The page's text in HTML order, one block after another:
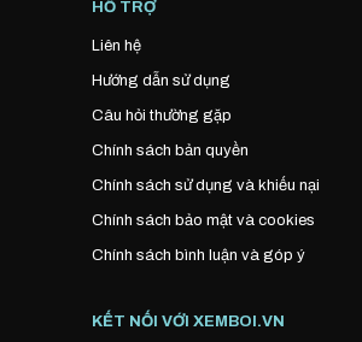
HỖ TRỢ
Liên hệ
Hướng dẫn sử dụng
Câu hỏi thường gặp
Chính sách bản quyền
Chính sách sử dụng và khiếu nại
Chính sách bảo mật và cookies
Chính sách bình luận và góp ý
KẾT NỐI VỚI XEMBOI.VN